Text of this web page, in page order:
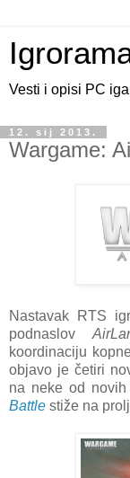
Vesti i opisi PC
12. sij 2013.
Wargame:
Nastavak RTS
podnaslov
koordinaciju
objavo je četiri
na neke od
Battle stiže na